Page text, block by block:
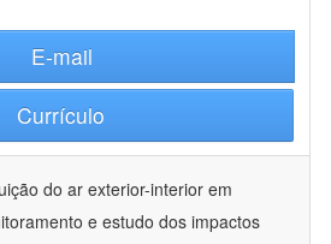
E-mail
Currículo
do ar exterior-interior em
e estudo dos impactos